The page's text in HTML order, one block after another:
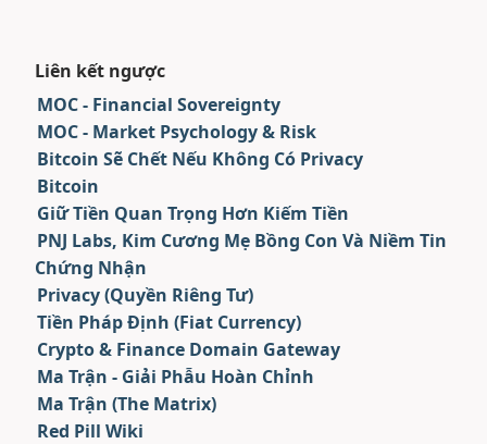
Liên kết ngược
MOC - Financial Sovereignty
MOC - Market Psychology & Risk
Bitcoin Sẽ Chết Nếu Không Có Privacy
Bitcoin
Giữ Tiền Quan Trọng Hơn Kiếm Tiền
PNJ Labs, Kim Cương Mẹ Bồng Con Và Niềm Tin
Chứng Nhận
Privacy (Quyền Riêng Tư)
Tiền Pháp Định (Fiat Currency)
Crypto & Finance Domain Gateway
Ma Trận - Giải Phẫu Hoàn Chỉnh
Ma Trận (The Matrix)
Red Pill Wiki